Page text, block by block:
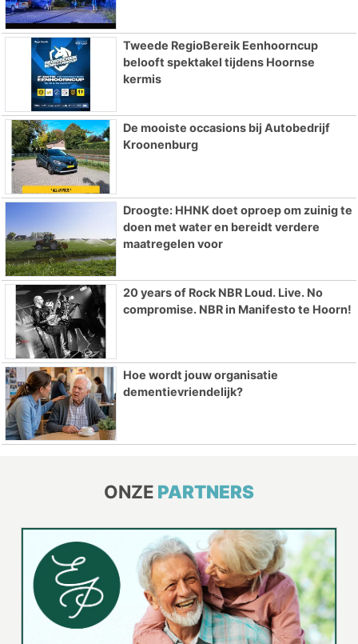
Tweede RegioBereik Eenhoorncup
belooft spektakel tijdens Hoornse
kermis
De mooiste occasions bij Autobedrijf
Kroonenburg
Droogte: HHNK doet oproep om zuinig te
doen met water en bereidt verdere
maatregelen voor
20 years of Rock NBR Loud. Live. No
compromise. NBR in Manifesto te Hoorn!
Hoe wordt jouw organisatie
dementievriendelijk?
ONZE PARTNERS